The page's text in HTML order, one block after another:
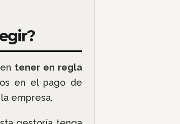
tener en regla
en el pago de
empresa.